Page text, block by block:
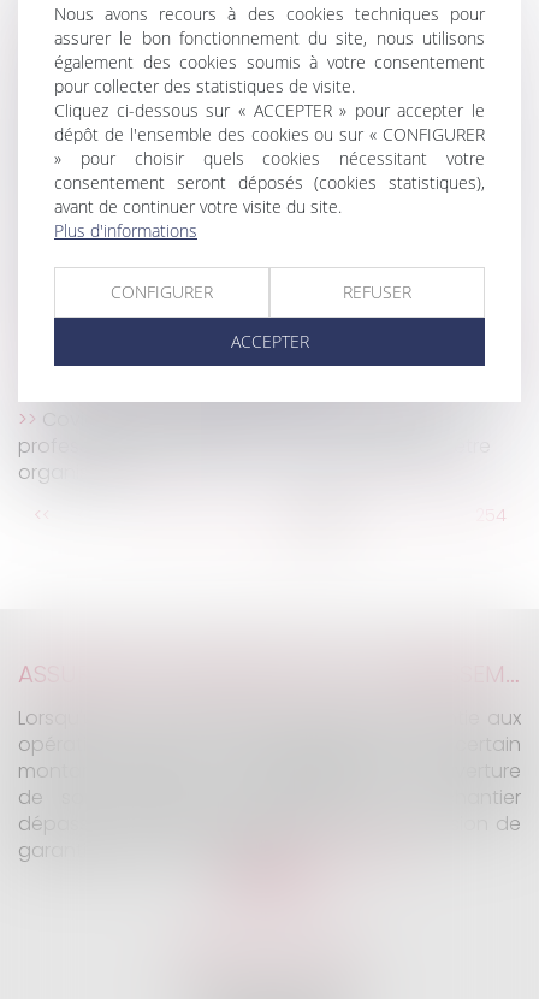
Jusqu'où doit aller le juge qui annule une clause
abusive ?
Le démembrement de propriété pour baisser ses
impôts
Recours contre un redressement URSSAF : portée
du courrier tardif au président de la commission de
recours
Les index Bâtiment, Travaux publics et divers de la
construction en janvier 2020
Covid-19 : l'employeur a-t-il le droit de tester ses
Influence du Covid-19 sur la procédure de divorce
Qu’est-ce qu’un ensemble immobilier avec parties
Covid-19 : Que se passe-t-il si des élections
professionnelles étaient en cours ou devaient être
organisées ?
<< 254
ASSURANCE CONSTRUCTION : LE DÉPASSEMENT DU MONTANT MAXIMAL GARANTI PEUT EXCLURE TOUTE COUVERTURE
Lorsqu'un contrat d'assurance limite sa garantie aux
opérations dont le coût n'excède pas un certain
montant, l'assuré ne peut prétendre à la couverture
de son assureur s'il intervient sur un chantier
dépassant ce seuil sans avoir obtenu l'extension de
garantie prévue au contrat...
Nous avons recours à des cookies techniques pour
assurer le bon fonctionnement du site, nous utilisons
également des cookies soumis à votre consentement
pour collecter des statistiques de visite.
Cliquez ci-dessous sur « ACCEPTER » pour accepter le
dépôt de l'ensemble des cookies ou sur « CONFIGURER
» pour choisir quels cookies nécessitant votre
consentement seront déposés (cookies statistiques),
avant de continuer votre visite du site.
Plus d'informations
CONFIGURER REFUSER
ACCEPTER